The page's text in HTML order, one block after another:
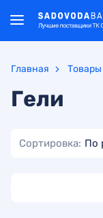
Главная Товары
Гели
Сортировка: По